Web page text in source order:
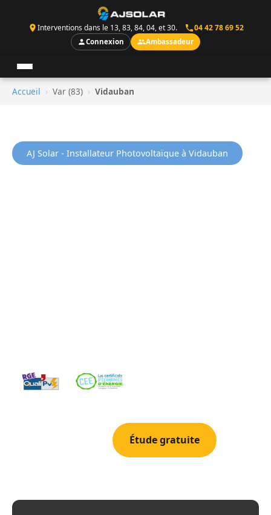
Interventions dans le 13, 83, 84, 04, et 30. 04 42 78 69 52
Connexion Ambassadeur
Accueil › Var (83) › Vidauban
AJ Solar - Installateur Photovoltaïque à Vidauban
Étude gratuite